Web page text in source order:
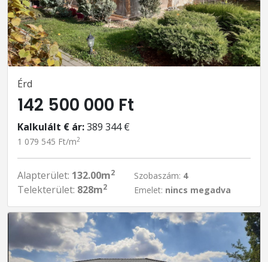
Érd
142 500 000 Ft
Kalkulált € ár:389 344 €
1 079 545 Ft/m2
Alapterület: 132.00m2
Telekterület: 828m2
Szobaszám: 4
Emelet: nincs megadva